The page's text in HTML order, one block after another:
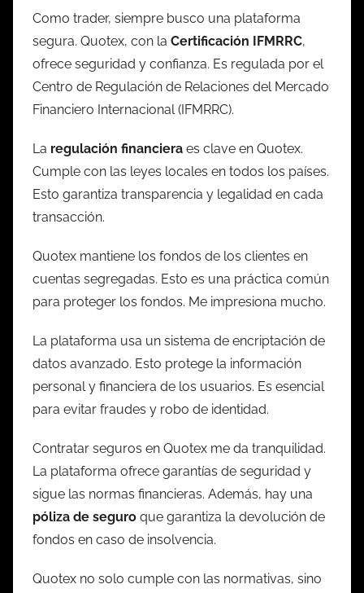
Como trader, siempre busco una plataforma
segura. Quotex, con la Certificación IFMRRC,
ofrece seguridad y confianza. Es regulada por el
Centro de Regulación de Relaciones del Mercado
Financiero Internacional (IFMRRC).
La regulación financiera es clave en Quotex.
Cumple con las leyes locales en todos los países.
Esto garantiza transparencia y legalidad en cada
transacción.
Quotex mantiene los fondos de los clientes en
cuentas segregadas. Esto es una práctica común
para proteger los fondos. Me impresiona mucho.
La plataforma usa un sistema de encriptación de
datos avanzado. Esto protege la información
personal y financiera de los usuarios. Es esencial
para evitar fraudes y robo de identidad.
Contratar seguros en Quotex me da tranquilidad.
La plataforma ofrece garantías de seguridad y
sigue las normas financieras. Además, hay una
póliza de seguro que garantiza la devolución de
fondos en caso de insolvencia.
Quotex no solo cumple con las normativas, sino